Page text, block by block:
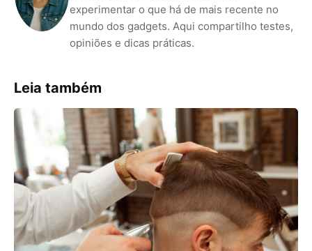
experimentar o que há de mais recente no
mundo dos gadgets. Aqui compartilho testes,
opiniões e dicas práticas.
Leia também